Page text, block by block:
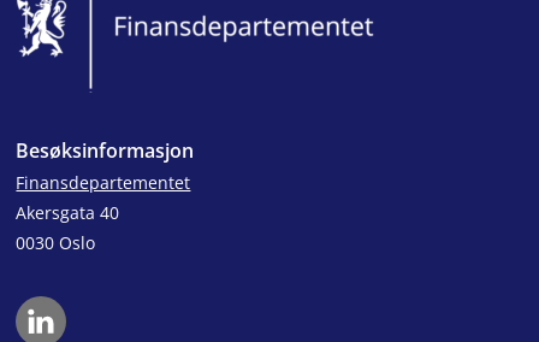
Besøksinformasjon
Finansdepartementet
Akersgata 40
0030 Oslo
LinkedIn